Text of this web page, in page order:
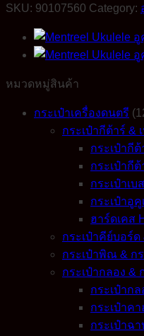
อู
เลเล่
23
UK-
120
SKU: 90107560 Category:
หมวดหมู่สินค้า
กระเป๋าเครื่องดนตรี
กระเป๋ากีต้าร์ &
กระเป๋ากีต้
กระเป๋ากี
กระเป๋าเบส
กระเป๋าอูคู
ฮาร์ดเคส
กระเป๋าคีย์บอร์ด
กระเป๋าพิณ & ก
กระเป๋ากลอง &
กระเป๋ากล
กระเป๋าคา
กระเป๋าฉา